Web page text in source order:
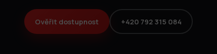
Ověřit dostupnost +420 792 315 084